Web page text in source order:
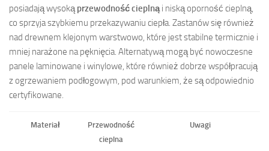
posiadają wysoką przewodność cieplną i niską oporność cieplną,
co sprzyja szybkiemu przekazywaniu ciepła. Zastanów się również
nad drewnem klejonym warstwowo, które jest stabilne termicznie i
mniej narażone na pęknięcia. Alternatywą mogą być nowoczesne
panele laminowane i winylowe, które również dobrze współpracują
z ogrzewaniem podłogowym, pod warunkiem, że są odpowiednio
certyfikowane.
Materiał
Przewodność
cieplna
Uwagi